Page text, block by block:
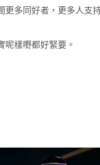
更多同好者，更多人支
樣嘢都好緊要。